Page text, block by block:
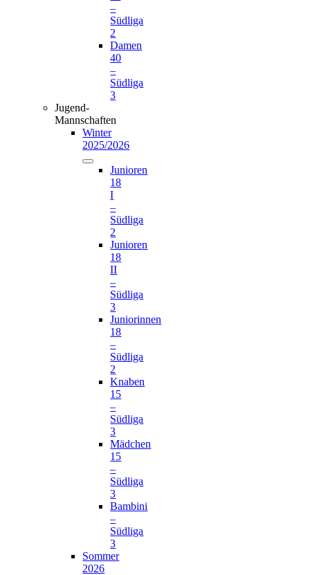
–
Südliga
2
Damen
40
–
Südliga
3
Jugend-
Mannschaften
Winter
2025/2026
Junioren
18
I
–
Südliga
2
Junioren
18
II
–
Südliga
3
Juniorinnen
18
–
Südliga
2
Knaben
15
–
Südliga
3
Mädchen
15
–
Südliga
3
Bambini
–
Südliga
3
Sommer
2026